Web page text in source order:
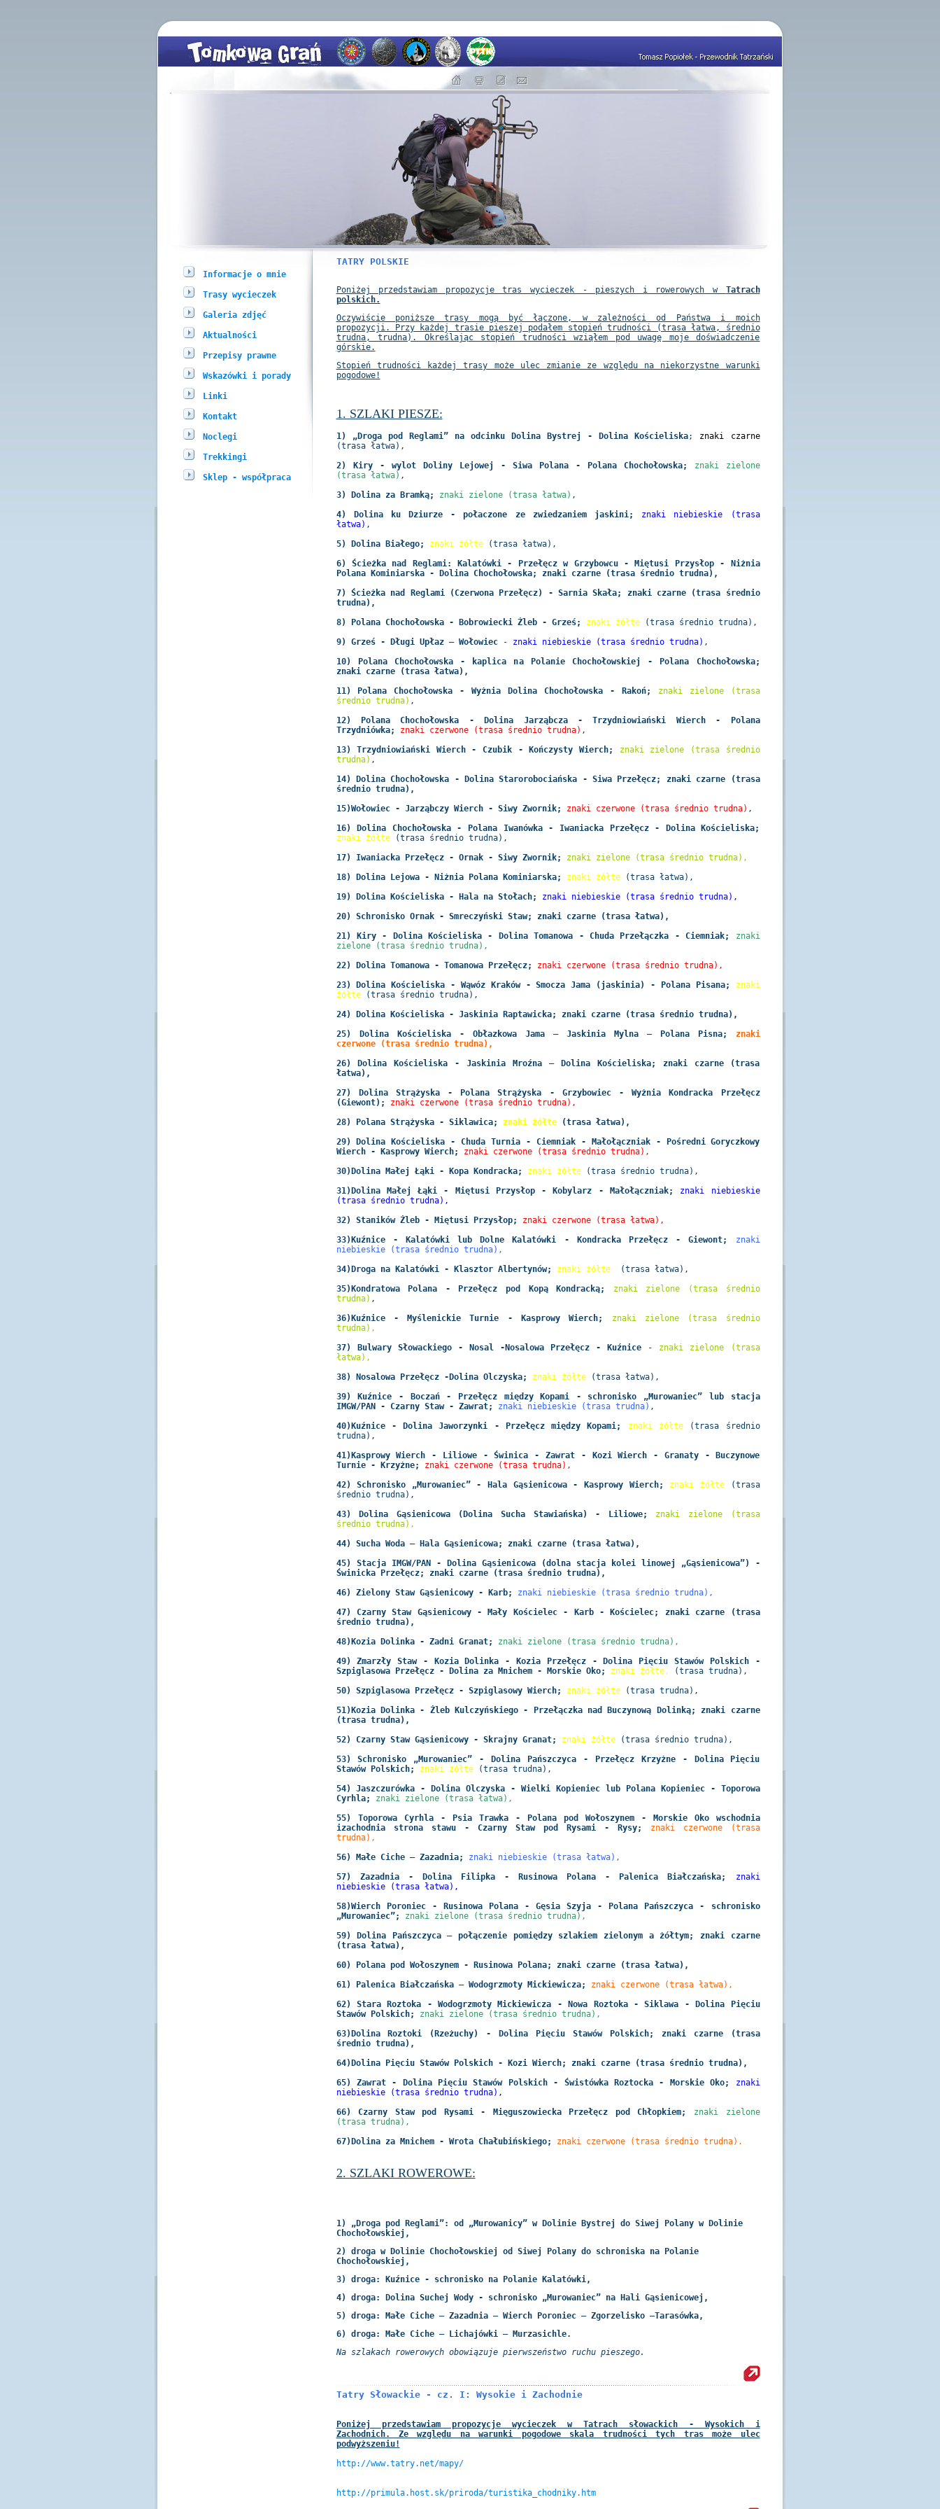
Informacje o mnie
Trasy wycieczek
Galeria zdjęć
Aktualności
Przepisy prawne
Wskazówki i porady
Linki
Kontakt
Noclegi
Trekkingi
Sklep - współpraca
TATRY POLSKIE
Poniżej przedstawiam propozycje tras wycieczek - pieszych i rowerowych w Tatrach
polskich.
Oczywiście poniższe trasy mogą być łączone, w zależności od Państwa i moich
propozycji. Przy każdej trasie pieszej podałem stopień trudności (trasa łatwa, średnio
trudna, trudna). Określając stopień trudności wziąłem pod uwagę moje doświadczenie
górskie.
Stopień trudności każdej trasy może ulec zmianie ze względu na niekorzystne warunki
pogodowe!
1. SZLAKI PIESZE:
1) „Droga pod Reglami” na odcinku Dolina Bystrej - Dolina Kościeliska; znaki czarne
(trasa łatwa),
2) Kiry - wylot Doliny Lejowej - Siwa Polana - Polana Chochołowska;
znaki zielone
(trasa łatwa) ,
3) Dolina za Bramką;
znaki zielone (trasa łatwa) ,
4) Dolina ku Dziurze - połaczone ze zwiedzaniem jaskini;
znaki niebieskie (trasa
łatwa) ,
5) Dolina Białego;
znaki żółte(trasa łatwa) ,
6) Ścieżka nad Reglami: Kalatówki - Przełęcz w Grzybowcu - Miętusi Przysłop - Niżnia
Polana Kominiarska - Dolina Chochołowska; znaki czarne (trasa średnio trudna),
7) Ścieżka nad Reglami (Czerwona Przełęcz) - Sarnia Skała; znaki czarne (trasa średnio
trudna),
8) Polana Chochołowska - Bobrowiecki Żleb - Grześ;
znaki żółte(trasa średnio trudna) ,
9) Grześ - Długi Upłaz – Wołowiec
- znaki niebieskie (trasa średnio trudna) ,
10) Polana Chochołowska - kaplica na Polanie Chochołowskiej - Polana Chochołowska;
znaki czarne (trasa łatwa),
11) Polana Chochołowska - Wyżnia Dolina Chochołowska - Rakoń; znaki zielone (trasa
średnio trudna) ,
12) Polana Chochołowska - Dolina Jarząbcza - Trzydniowiański Wierch - Polana
Trzydniówka;
znaki czerwone (trasa średnio trudna) ,
13) Trzydniowiański Wierch - Czubik - Kończysty Wierch;
znaki zielone (trasa średnio
trudna) ,
14) Dolina Chochołowska - Dolina Starorobociańska - Siwa Przełęcz; znaki czarne (trasa
średnio trudna),
15)Wołowiec - Jarząbczy Wierch - Siwy Zwornik;
znaki czerwone (trasa średnio trudna) ,
16) Dolina Chochołowska - Polana Iwanówka - Iwaniacka Przełęcz - Dolina Kościeliska;
znaki żółte
(trasa średnio trudna),
17) Iwaniacka Przełęcz - Ornak - Siwy Zwornik;
znaki zielone (trasa średnio trudna),
18) Dolina Lejowa - Niżnia Polana Kominiarska;
znaki żółte (trasa łatwa) ,
19) Dolina Kościeliska - Hala na Stołach;
znaki niebieskie (trasa średnio trudna),
20) Schronisko Ornak - Smreczyński Staw; znaki czarne (trasa łatwa),
21) Kiry - Dolina Kościeliska - Dolina Tomanowa - Chuda Przełączka - Ciemniak;
znaki
zielone (trasa średnio trudna),
22) Dolina Tomanowa - Tomanowa Przełęcz;
znaki czerwone (trasa średnio trudna),
23) Dolina Kościeliska - Wąwóz Kraków - Smocza Jama (jaskinia) - Polana Pisana;
znaki
żółte
(trasa średnio trudna) ,
24) Dolina Kościeliska - Jaskinia Raptawicka; znaki czarne (trasa średnio trudna),
25) Dolina Kościeliska - Obłazkowa Jama – Jaskinia Mylna – Polana Pisna;
znaki
czerwone (trasa średnio trudna),
26) Dolina Kościeliska - Jaskinia Mroźna – Dolina Kościeliska; znaki czarne (trasa
łatwa),
27) Dolina Strążyska - Polana Strążyska - Grzybowiec - Wyżnia Kondracka Przełęcz
(Giewont);
znaki czerwone (trasa średnio trudna),
28) Polana Strążyska - Siklawica;
znaki żółte (trasa łatwa),
29) Dolina Kościeliska - Chuda Turnia - Ciemniak - Małołączniak - Pośredni Goryczkowy
Wierch - Kasprowy Wierch;
znaki czerwone (trasa średnio trudna),
30)Dolina Małej Łąki - Kopa Kondracka;
znaki żółte
(trasa średnio trudna),
31)Dolina Małej Łąki - Miętusi Przysłop - Kobylarz - Małołączniak;
znaki niebieskie
(trasa średnio trudna),
32) Staników Żleb - Miętusi Przysłop;
znaki czerwone (trasa łatwa),
33)Kuźnice - Kalatówki lub Dolne Kalatówki - Kondracka Przełęcz - Giewont;
znaki
niebieskie (trasa średnio trudna),
34)Droga na Kalatówki - Klasztor Albertynów;
znaki żółte (trasa łatwa) ,
35)Kondratowa Polana - Przełęcz pod Kopą Kondracką; znaki zielone (trasa średnio
trudna) ,
36)Kuźnice - Myślenickie Turnie - Kasprowy Wierch;
znaki zielone (trasa średnio
trudna),
37) Bulwary Słowackiego - Nosal -Nosalowa Przełęcz - Kuźnice
- znaki zielone (trasa
łatwa),
38) Nosalowa Przełęcz -Dolina Olczyska;
znaki żółte
(trasa łatwa),
39) Kuźnice - Boczań - Przełęcz między Kopami - schronisko „Murowaniec” lub stacja
IMGW/PAN - Czarny Staw - Zawrat;
znaki niebieskie (trasa trudna) ,
40)Kuźnice - Dolina Jaworzynki - Przełęcz między Kopami; znaki żółte
(trasa średnio
trudna),
41)Kasprowy Wierch - Liliowe - Świnica - Zawrat - Kozi Wierch - Granaty - Buczynowe
Turnie - Krzyżne;
znaki czerwone (trasa trudna),
42) Schronisko „Murowaniec” - Hala Gąsienicowa - Kasprowy Wierch; znaki żółte
(trasa
średnio trudna),
43) Dolina Gąsienicowa (Dolina Sucha Stawiańska) - Liliowe; znaki zielone (trasa
średnio trudna),
44) Sucha Woda – Hala Gąsienicowa; znaki czarne (trasa łatwa),
45) Stacja IMGW/PAN - Dolina Gąsienicowa (dolna stacja kolei linowej „Gąsienicowa”) -
Świnicka Przełęcz; znaki czarne (trasa średnio trudna),
46) Zielony Staw Gąsienicowy - Karb;
znaki niebieskie (trasa średnio trudna),
47) Czarny Staw Gąsienicowy - Mały Kościelec - Karb - Kościelec; znaki czarne (trasa
średnio trudna),
48)Kozia Dolinka - Zadni Granat;
znaki zielone (trasa średnio trudna),
49) Zmarzły Staw - Kozia Dolinka - Kozia Przełęcz - Dolina Pięciu Stawów Polskich -
Szpiglasowa Przełęcz - Dolina za Mnichem - Morskie Oko;
znaki żółte,
(trasa trudna),
50) Szpiglasowa Przełęcz - Szpiglasowy Wierch;
znaki żółte
(trasa trudna),
51)Kozia Dolinka - Żleb Kulczyńskiego - Przełączka nad Buczynową Dolinką; znaki czarne
(trasa trudna),
52) Czarny Staw Gąsienicowy - Skrajny Granat;
znaki żółte
(trasa średnio trudna),
53) Schronisko „Murowaniec” - Dolina Pańszczyca - Przełęcz Krzyżne - Dolina Pięciu
Stawów Polskich;
znaki żółte
(trasa trudna),
54) Jaszczurówka - Dolina Olczyska - Wielki Kopieniec lub Polana Kopieniec - Toporowa
Cyrhla;
znaki zielone (trasa łatwa),
55) Toporowa Cyrhla - Psia Trawka - Polana pod Wołoszynem - Morskie Oko wschodnia
izachodnia strona stawu - Czarny Staw pod Rysami - Rysy;
znaki czerwone (trasa
trudna),
56) Małe Ciche – Zazadnia;
znaki niebieskie (trasa łatwa),
57) Zazadnia - Dolina Filipka - Rusinowa Polana - Palenica Białczańska;
znaki
niebieskie (trasa łatwa),
58)Wierch Poroniec - Rusinowa Polana - Gęsia Szyja - Polana Pańszczyca - schronisko
„Murowaniec”;
znaki zielone (trasa średnio trudna),
59) Dolina Pańszczyca – połączenie pomiędzy szlakiem zielonym a żółtym;
znaki czarne
(trasa łatwa),
60) Polana pod Wołoszynem - Rusinowa Polana; znaki czarne (trasa łatwa),
61) Palenica Białczańska – Wodogrzmoty Mickiewicza;
znaki czerwone (trasa łatwa),
62) Stara Roztoka - Wodogrzmoty Mickiewicza - Nowa Roztoka - Siklawa - Dolina Pięciu
Stawów Polskich;
znaki zielone (trasa średnio trudna),
63)Dolina Roztoki (Rzeżuchy) - Dolina Pięciu Stawów Polskich; znaki czarne (trasa
średnio trudna),
64)Dolina Pięciu Stawów Polskich - Kozi Wierch; znaki czarne (trasa średnio trudna),
65) Zawrat - Dolina Pięciu Stawów Polskich - Świstówka Roztocka - Morskie Oko;
znaki
niebieskie (trasa średnio trudna),
66) Czarny Staw pod Rysami - Mięguszowiecka Przełęcz pod Chłopkiem; znaki zielone
(trasa trudna),
67)Dolina za Mnichem - Wrota Chałubińskiego;
znaki czerwone (trasa średnio trudna).
2. SZLAKI ROWEROWE:
1) „Droga pod Reglami”: od „Murowanicy” w Dolinie Bystrej do Siwej Polany w Dolinie
Chochołowskiej,
2) droga w Dolinie Chochołowskiej od Siwej Polany do schroniska na Polanie
Chochołowskiej,
3) droga: Kuźnice - schronisko na Polanie Kalatówki,
4) droga: Dolina Suchej Wody - schronisko „Murowaniec” na Hali Gąsienicowej,
5) droga: Małe Ciche – Zazadnia – Wierch Poroniec – Zgorzelisko –Tarasówka,
6) droga: Małe Ciche – Lichajówki – Murzasichle.
Na szlakach rowerowych obowiązuje pierwszeństwo ruchu pieszego.
Tatry Słowackie - cz. I: Wysokie i Zachodnie
Poniżej przedstawiam propozycje wycieczek w Tatrach słowackich - Wysokich i
Zachodnich. Ze względu na warunki pogodowe skala trudności tych tras może ulec
podwyższeniu!
http://www.tatry.net/mapy/
http://primula.host.sk/priroda/turistika_chodniky.htm